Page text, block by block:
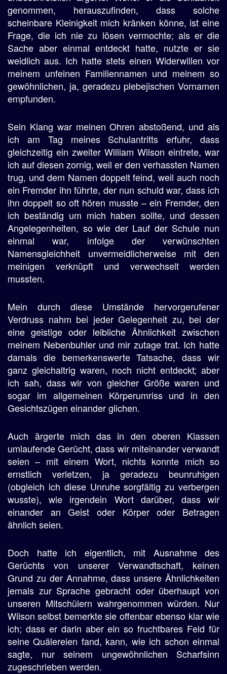
genommen, herauszufinden, dass solche
scheinbare Kleinigkeit mich kränken könne, ist eine
Frage, die ich nie zu lösen vermochte; als er die
Sache aber einmal entdeckt hatte, nutzte er sie
weidlich aus. Ich hatte stets einen Widerwillen vor
meinem unfeinen Familiennamen und meinem so
gewöhnlichen, ja, geradezu plebejischen Vornamen
empfunden.
Sein Klang war meinen Ohren abstoßend, und als
ich am Tag meines Schulantritts erfuhr, dass
gleichzeitig ein zweiter William Wilson eintrete, war
ich auf diesen zornig, weil er den verhassten Namen
trug, und dem Namen doppelt feind, weil auch noch
ein Fremder ihn führte, der nun schuld war, dass ich
ihn doppelt so oft hören musste – ein Fremder, den
ich beständig um mich haben sollte, und dessen
Angelegenheiten, so wie der Lauf der Schule nun
einmal war, infolge der verwünschten
Namensgleichheit unvermeidlicherweise mit den
meinigen verknüpft und verwechselt werden
mussten.
Mein durch diese Umstände hervorgerufener
Verdruss nahm bei jeder Gelegenheit zu, bei der
eine geistige oder leibliche Ähnlichkeit zwischen
meinem Nebenbuhler und mir zutage trat. Ich hatte
damals die bemerkenswerte Tatsache, dass wir
ganz gleichaltrig waren, noch nicht entdeckt; aber
ich sah, dass wir von gleicher Größe waren und
sogar im allgemeinen Körperumriss und in den
Gesichtszügen einander glichen.
Auch ärgerte mich das in den oberen Klassen
umlaufende Gerücht, dass wir miteinander verwandt
seien – mit einem Wort, nichts konnte mich so
ernstlich verletzen, ja geradezu beunruhigen
(obgleich ich diese Unruhe sorgfältig zu verbergen
wusste), wie irgendein Wort darüber, dass wir
einander an Geist oder Körper oder Betragen
ähnlich seien.
Doch hatte ich eigentlich, mit Ausnahme des
Gerüchts von unserer Verwandtschaft, keinen
Grund zu der Annahme, dass unsere Ähnlichkeiten
jemals zur Sprache gebracht oder überhaupt von
unseren Mitschülern wahrgenommen würden. Nur
Wilson selbst bemerkte sie offenbar ebenso klar wie
ich; dass er darin aber ein so fruchtbares Feld für
seine Quälereien fand, kann, wie ich schon einmal
sagte, nur seinem ungewöhnlichen Scharfsinn
zugeschrieben werden.